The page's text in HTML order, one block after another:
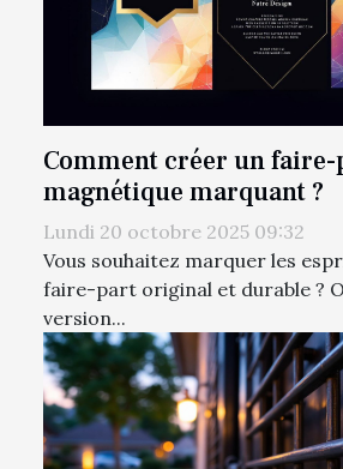
Comment créer un
magnétique marquant ?
Lundi 20 octobre 2025 09:32
Vous souhaitez marquer les
faire-part original et durable ?
version...